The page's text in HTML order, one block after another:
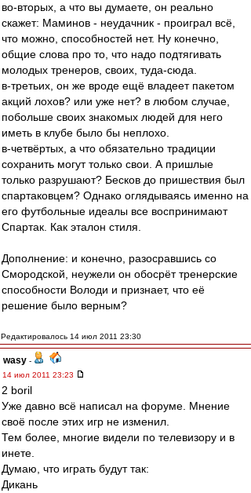
во-вторых, а что вы думаете, он реально
скажет: Маминов - неудачник - проиграл всё,
что можно, способностей нет. Ну конечно,
общие слова про то, что надо подтягивать
молодых тренеров, своих, туда-сюда.
в-третьих, он же вроде ещё владеет пакетом
акций лохов? или уже нет? в любом случае,
побольше своих знакомых людей для него
иметь в клубе было бы неплохо.
в-четвёртых, а что обязательно традиции
сохранить могут только свои. А пришлые
только разрушают? Бесков до пришествия был
спартаковцем? Однако оглядываясь именно на
его футбольные идеалы все воспринимают
Спартак. Как эталон стиля.
Дополнение: и конечно, разосравшись со
Смородской, неужели он обосрёт тренерские
способности Володи и признает, что её
решение было верным?
Редактировалось 14 июл 2011 23:30
wasy -
14 июл 2011 23:23
2 boril
Уже давно всё написал на форуме. Мнение
своё после этих игр не изменил.
Тем более, многие видели по телевизору и в
инете.
Думаю, что играть будут так:
Дикань